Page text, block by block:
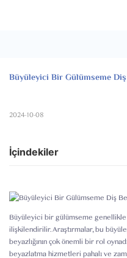
Büyüleyici Bir Gülümseme
2024-10-08
İçindekiler
Büyüleyici bir gülümseme
ilişkilendirilir. Araştırmalar, bu
beyazlığının çok önemli bir rol
beyazlatma hizmetleri pahalı ve